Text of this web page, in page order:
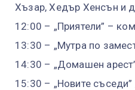
Хъзар, Хедър Хенсън и
12:00 – „Приятели” –
13:30 – „Мутра по
14:30 – „Домашен
15:30 – „Новите